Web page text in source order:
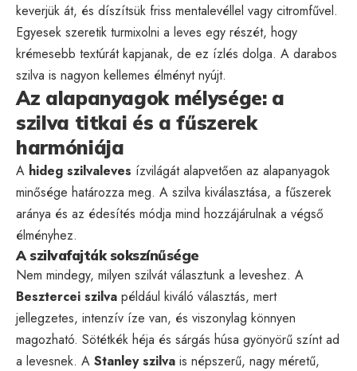
keverjük át, és díszítsük friss mentalevéllel vagy citromfűvel.
Egyesek szeretik turmixolni a leves egy részét, hogy
krémesebb textúrát kapjanak, de ez ízlés dolga. A darabos
szilva is nagyon kellemes élményt nyújt.
Az alapanyagok mélysége: a
szilva titkai és a fűszerek
harmóniája
A hideg szilvaleves ízvilágát alapvetően az alapanyagok
minősége határozza meg. A szilva kiválasztása, a fűszerek
aránya és az édesítés módja mind hozzájárulnak a végső
élményhez.
A szilvafajták sokszínűsége
Nem mindegy, milyen szilvát választunk a leveshez. A
Besztercei szilva például kiváló választás, mert
jellegzetes, intenzív íze van, és viszonylag könnyen
magozható. Sötétkék héja és sárgás húsa gyönyörű színt ad
a levesnek. A Stanley szilva is népszerű, nagy méretű,